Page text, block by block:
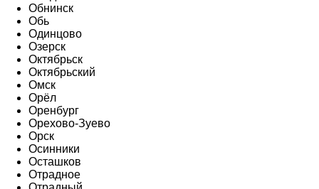
Обнинск
Обь
Одинцово
Озерск
Октябрьск
Октябрьский
Омск
Орёл
Оренбург
Орехово-Зуево
Орск
Осинники
Осташков
Отрадное